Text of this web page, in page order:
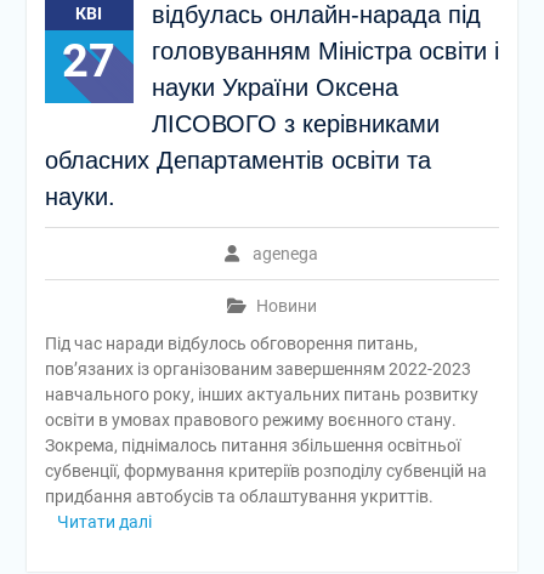
КВІ
27
відбулась онлайн-нарада під
головуванням Міністра освіти і
науки України Оксена
ЛІСОВОГО з керівниками
обласних Департаментів освіти та
науки.
agenega
Новини
Під час наради відбулось обговорення питань,
пов’язаних із організованим завершенням 2022-2023
навчального року, інших актуальних питань розвитку
освіти в умовах правового режиму воєнного стану.
Зокрема, піднімалось питання збільшення освітньої
субвенції, формування критеріїв розподілу субвенцій на
придбання автобусів та облаштування укриттів.
Читати далі